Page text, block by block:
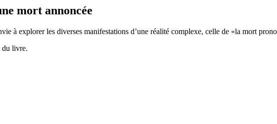
mort annoncée
à explorer les diverses manifestations d’une réalité complexe, celle de «la mort
du livre.